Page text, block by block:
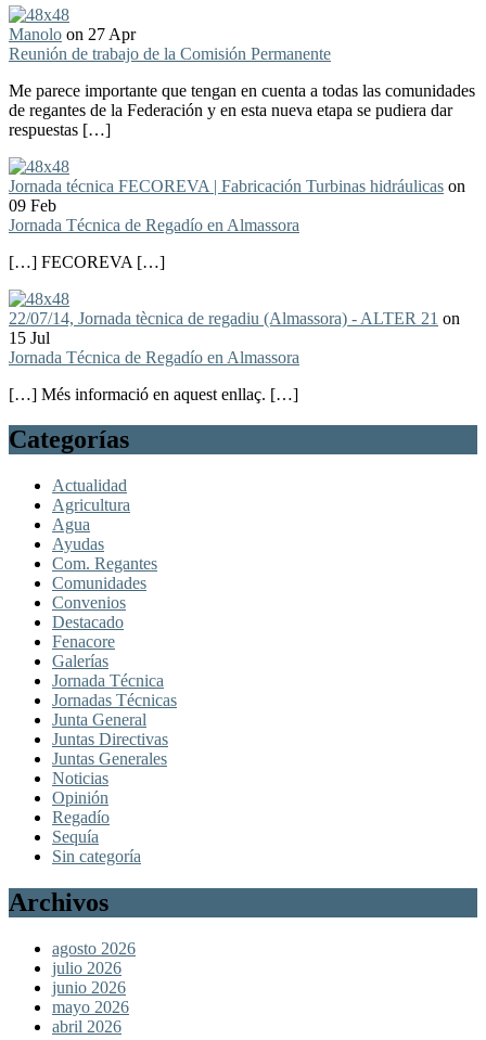
Manolo on 27 Apr
Reunión de trabajo de la Comisión Permanente
Me parece importante que tengan en cuenta a todas las comunidades
de regantes de la Federación y en esta nueva etapa se pudiera dar
respuestas […]
Jornada técnica FECOREVA | Fabricación Turbinas hidráulicas on
09 Feb
Jornada Técnica de Regadío en Almassora
[…] FECOREVA […]
22/07/14, Jornada tècnica de regadiu (Almassora) - ALTER 21 on
15 Jul
Jornada Técnica de Regadío en Almassora
[…] Més informació en aquest enllaç. […]
Categorías
Actualidad
Agricultura
Agua
Ayudas
Com. Regantes
Comunidades
Convenios
Destacado
Fenacore
Galerías
Jornada Técnica
Jornadas Técnicas
Junta General
Juntas Directivas
Juntas Generales
Noticias
Opinión
Regadío
Sequía
Sin categoría
Archivos
agosto 2026
julio 2026
junio 2026
mayo 2026
abril 2026